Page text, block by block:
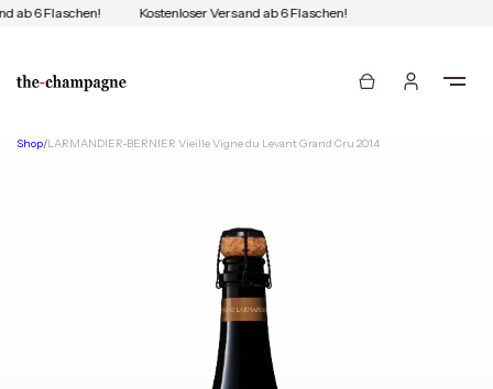
ab 6 Flaschen! Kostenloser Versand ab 6 Flaschen!
Shop/LARMANDIER-BERNIER Vieille Vigne du Levant Grand Cru 2014